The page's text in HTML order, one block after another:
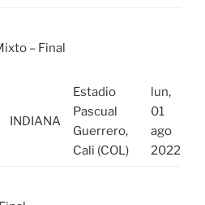
– Final
INDIANA
Estadio
Pascual
Guerrero,
Cali (COL)
lun,
01
ago
2022